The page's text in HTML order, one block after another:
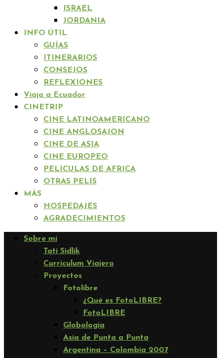
ISRAEL
JORDANIA
INFO ÚTIL
GUÍAS
ITINERARIOS
CONSEJOS
REFLEXIONES
Viaja a Ecuador
CINETRIP
CINE LATINOAMERICANO
CINE ANGLOSAJON
CINE DE ASIA
CINE EUROPEO
PELICULAS DE AFRICA
OTRAS PELIS
MÁS
HOSPEDAJES
AGRADECIMIENTOS
Sobre mi
Tati Sidlik
Curriculum Viajero
Proyectos
Fotolibre
¿Qué es FotoLIBRE?
FotoLIBRE
Globología
Asia de Punta a Punta
Argentina – Colombia 2007